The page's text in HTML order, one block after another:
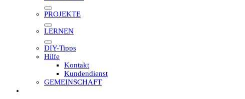
PROJEKTE
LERNEN
DIY-Tipps
Hilfe
Kontakt
Kundendienst
GEMEINSCHAFT